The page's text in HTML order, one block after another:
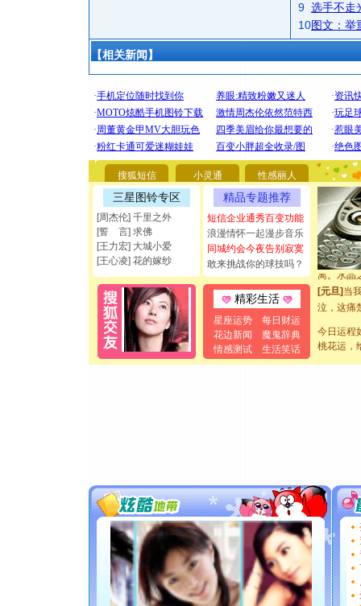
9 选手不走
10图文：举
【相关新闻】
搜狐短信 小灵通 性感丽人
三星图铃专区
[周杰伦] 千里之外
[誓 言] 求佛
[王力宏] 大城小爱
[王心凌] 花的嫁纱
精品专题推荐
短信企业通秀百变功能
浪漫情怀一起漫步音乐
同城约会今夜告别寂寞
敢来挑战你的球技吗？
精彩生活
星座运势
每日财运
花边新闻
魔鬼辞典
情感测试
生活笑话
[圣诞节]
你太多，
要平安
[圣诞节]
能正大
都要快乐
如意,快
[元旦]看
断电。爱
你是我专
[元旦]如
起；二是
离。水晶
[元旦]当
泣，这痛
[春节]风
颜！冬去
道一声平
能正大光
都要快乐
[圣诞节]
如意,快
[元旦]
看
断电。
你是我
今日运程
桃花运，